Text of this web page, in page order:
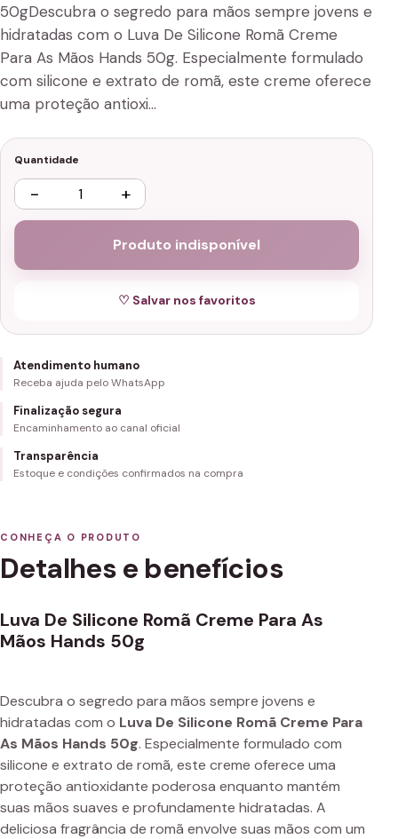
50gDescubra o segredo para mãos sempre jovens e
hidratadas com o Luva De Silicone Romã Creme
Para As Mãos Hands 50g. Especialmente formulado
com silicone e extrato de romã, este creme oferece
uma proteção antioxi…
Quantidade
− +
Produto indisponível
♡ Salvar nos favoritos
Atendimento humano
Receba ajuda pelo WhatsApp
Finalização segura
Encaminhamento ao canal oficial
Transparência
Estoque e condições confirmados na compra
CONHEÇA O PRODUTO
Detalhes e benefícios
Luva De Silicone Romã Creme Para As
Mãos Hands 50g
Descubra o segredo para mãos sempre jovens e
hidratadas com o Luva De Silicone Romã Creme Para
As Mãos Hands 50g. Especialmente formulado com
silicone e extrato de romã, este creme oferece uma
proteção antioxidante poderosa enquanto mantém
suas mãos suaves e profundamente hidratadas. A
deliciosa fragrância de romã envolve suas mãos com um